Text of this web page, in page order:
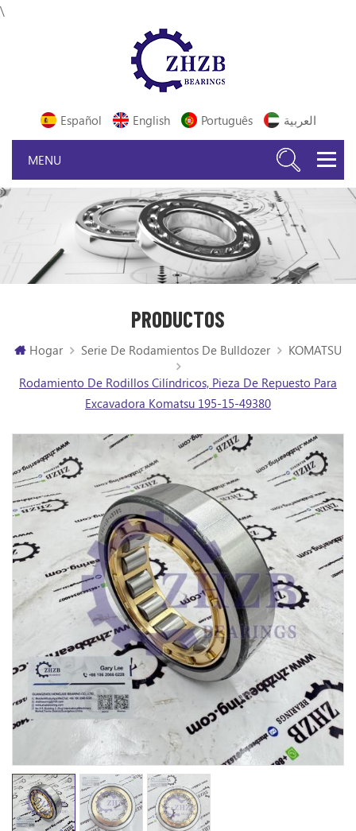
\
Español English Português العربية
PRODUCTOS
Hogar Serie De Rodamientos De Bulldozer KOMATSU
Rodamiento De Rodillos Cilíndricos, Pieza De Repuesto Para
Excavadora Komatsu 195-15-49380